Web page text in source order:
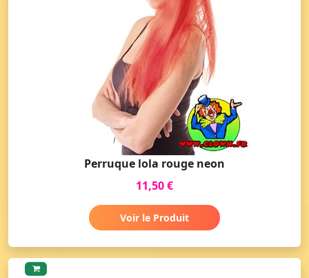
Perruque lola rouge neon
11,50 €
Voir le Produit